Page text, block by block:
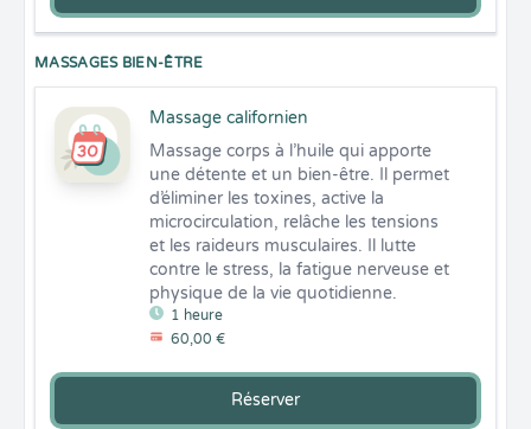
MASSAGES BIEN-ÊTRE
Massage californien
1 heure
60,00 €
Massage corps à l’huile qui apporte
une détente et un bien-être. Il permet
d’éliminer les toxines, active la
microcirculation, relâche les tensions
et les raideurs musculaires. Il lutte
contre le stress, la fatigue nerveuse et
physique de la vie quotidienne.
Réserver